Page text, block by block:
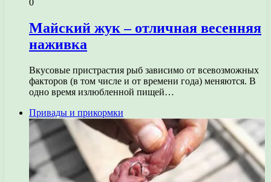
0
Майский жук – отличная весенняя
наживка
Вкусовые пристрастия рыб зависимо от всевозможных
факторов (в том числе и от времени года) меняются. В
одно время излюбленной пищей…
Привады и прикормки